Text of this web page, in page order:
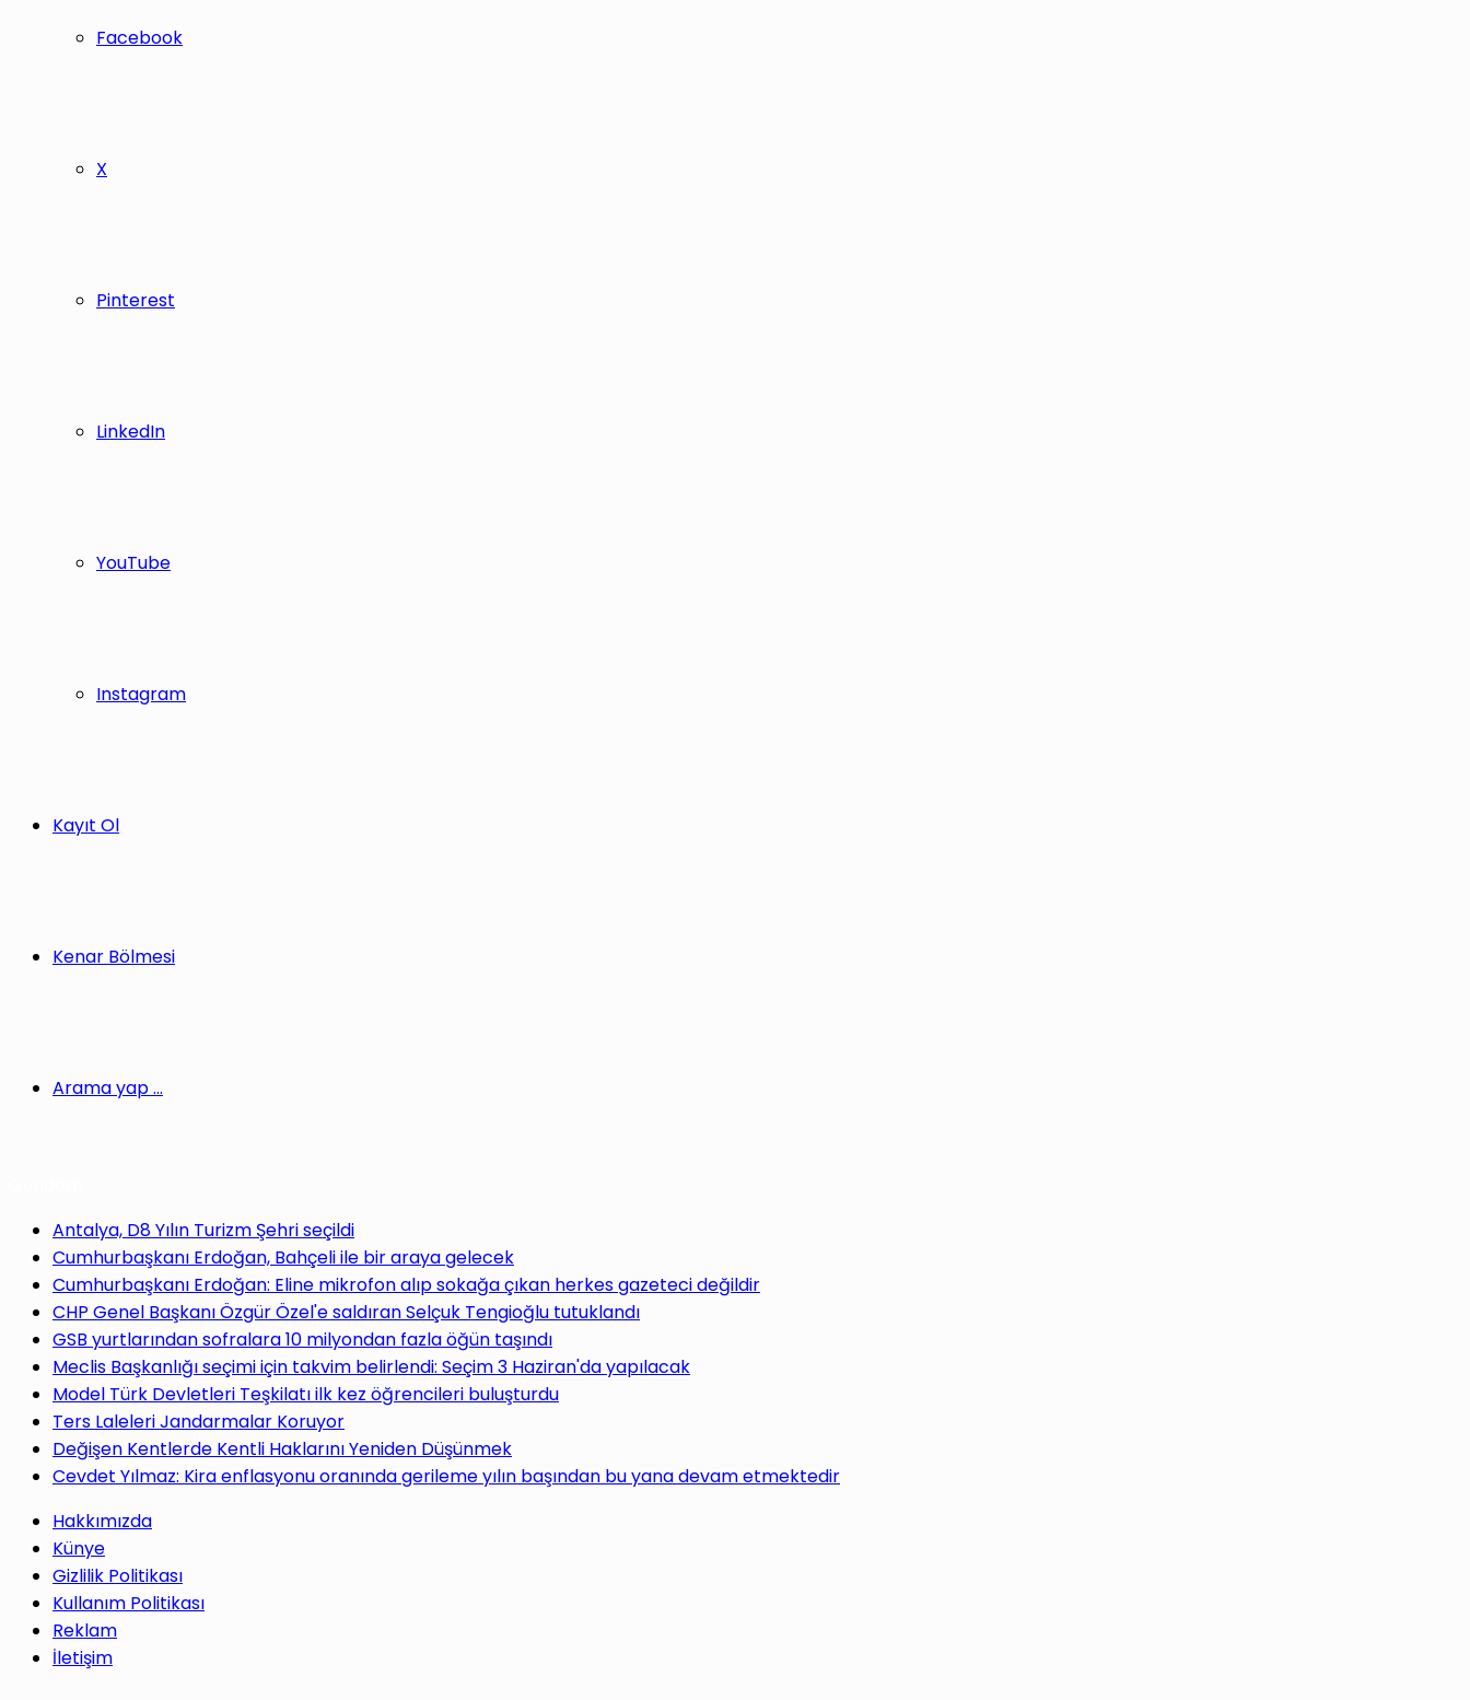
Facebook
X
Pinterest
LinkedIn
YouTube
Instagram
Kayıt Ol
Kenar Bölmesi
Arama yap ...
Antalya, D8 Yılın Turizm Şehri seçildi
Cumhurbaşkanı Erdoğan, Bahçeli ile bir araya gelecek
Cumhurbaşkanı Erdoğan: Eline mikrofon alıp sokağa çıkan herkes gazeteci değildir
CHP Genel Başkanı Özgür Özel'e saldıran Selçuk Tengioğlu tutuklandı
GSB yurtlarından sofralara 10 milyondan fazla öğün taşındı
Meclis Başkanlığı seçimi için takvim belirlendi: Seçim 3 Haziran'da yapılacak
Model Türk Devletleri Teşkilatı ilk kez öğrencileri buluşturdu
Ters Laleleri Jandarmalar Koruyor
Değişen Kentlerde Kentli Haklarını Yeniden Düşünmek
Cevdet Yılmaz: Kira enflasyonu oranında gerileme yılın başından bu yana devam etmektedir
Hakkımızda
Künye
Gizlilik Politikası
Kullanım Politikası
Reklam
İletişim